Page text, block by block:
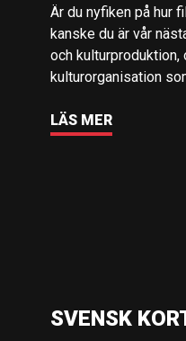
Är du nyfiken på hur
kanske du är vår
och
kulturorganisation
LÄS MER
SVENSK